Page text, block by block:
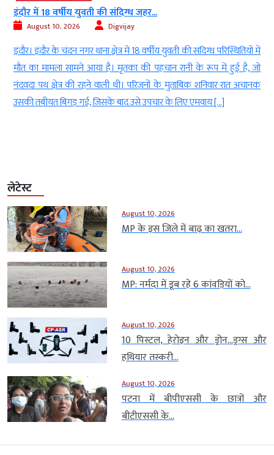
इंदौर में 18 वर्षीय युवती की संदिग्ध जहर...
August 10, 2026 Digvijay
इंदौर। इंदौर के चंदन नगर थाना क्षेत्र में 18 वर्षीय युवती की संदिग्ध परिस्थितियों में
मौत का मामला सामने आया है। मृतका की पहचान रानी के रूप में हुई है, जो
नंदवदा पथ क्षेत्र की रहने वाली थी। परिजनों के मुताबिक शनिवार रात अचानक
उसकी तबीयत बिगड़ गई, जिसके बाद उसे उपचार के लिए एमवाय […]
लेटेस्ट
August 10, 2026
MP के इस जिले में बाढ़ का खतरा...
August 10, 2026
MP: नर्मदा में डूब रहे 6 कांवड़ियों को...
August 10, 2026
10 पिस्टल, हेरोइन और ड्रोन…ड्रग्स और
हथियार तस्करी...
August 10, 2026
पटना में बीपीएससी के छात्रों और
बीटीएससी के...